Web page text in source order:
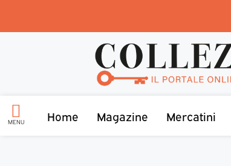
MENU Home Magazine Mercatini